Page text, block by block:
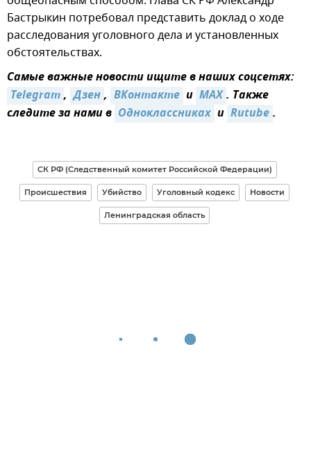
Бастрыкин потребовал представить доклад о ходе
расследования уголовного дела и установленных
обстоятельствах.
Самые важные новости ищите в наших соцсетях:
Telegram, Дзен, ВКонтакте и MAX. Также
следите за нами в Одноклассниках и Rutube.
СК РФ (Следственный комитет Российской Федерации)
Происшествия Убийство Уголовный кодекс Новости
Ленинградская область